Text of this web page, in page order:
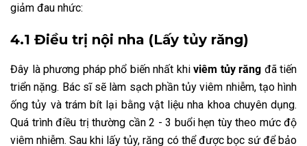
giảm đau nhức:
4.1 Điều trị nội nha (Lấy tủy răng)
Đây là phương pháp phổ biến nhất khi viêm tủy răng đã tiến
triển nặng. Bác sĩ sẽ làm sạch phần tủy viêm nhiễm, tạo hình
ống tủy và trám bít lại bằng vật liệu nha khoa chuyên dụng.
Quá trình điều trị thường cần 2 - 3 buổi hẹn tùy theo mức độ
viêm nhiễm. Sau khi lấy tủy, răng có thể được bọc sứ để bảo